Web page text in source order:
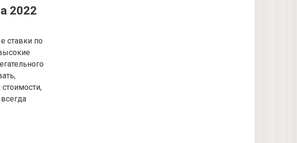
2022
ставки по